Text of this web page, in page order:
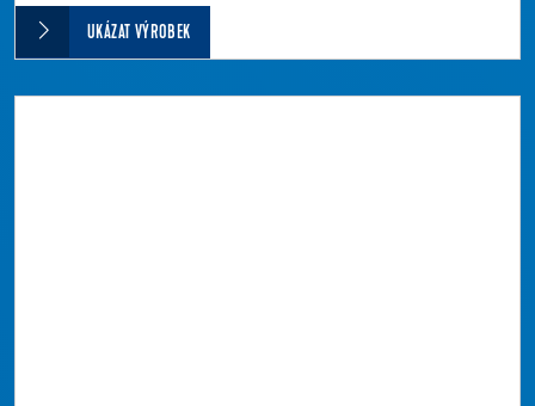
UKÁZAT VÝROBEK